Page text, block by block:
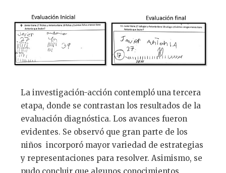
La investigación-acción contempló una tercera
etapa, donde se contrastan los resultados de la
evaluación diagnóstica. Los avances fueron
evidentes. Se observó que gran parte de los
niños incorporó mayor variedad de estrategias
y representaciones para resolver. Asimismo, se